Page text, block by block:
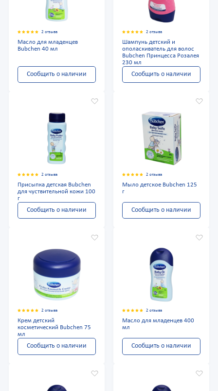
2 отзыва
Масло для младенцев
Bubchen 40 мл
Сообщить о наличии
2 отзыва
Шампунь детский и
ополаскиватель для волос
Bubchen Принцесса Розалея
230 мл
Сообщить о наличии
2 отзыва
Присыпка детская Bubchen
для чуствительной кожи 100
г
Сообщить о наличии
2 отзыва
Мыло детское Bubchen 125
г
Сообщить о наличии
2 отзыва
Крем детский
косметический Bubchen 75
мл
Сообщить о наличии
2 отзыва
Масло для младенцев 400
мл
Сообщить о наличии